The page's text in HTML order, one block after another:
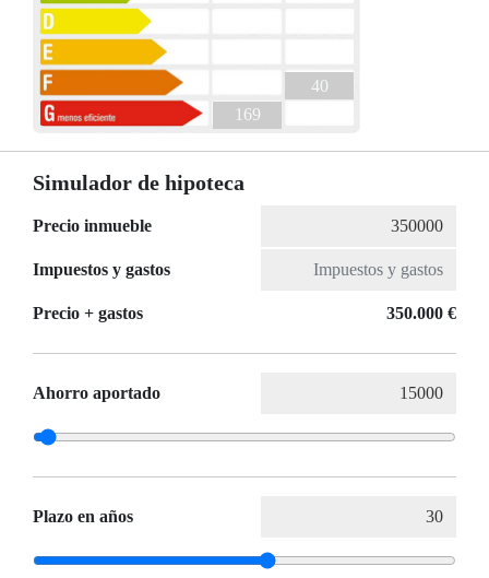
169
40
Simulador de hipoteca
Precio inmueble
Impuestos y gastos
Precio + gastos 350.000 €
Ahorro aportado
Plazo en años